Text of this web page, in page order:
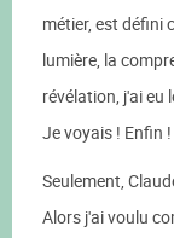
métier, est défini
lumière, la
révélation, j'ai eu
Je voyais ! Enfin !
Seulement,
Alors j'ai voulu